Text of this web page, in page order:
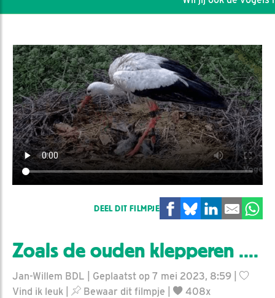
DEEL DIT FILMPJE
Zoals de ouden klepperen ....
Jan-Willem BDL | Geplaatst op 7 mei 2023, 8:59 |
Vind ik leuk
Bewaar dit filmpje 408x